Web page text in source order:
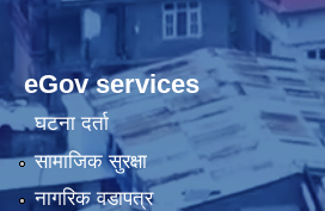
eGov services
घटना दर्ता
सामाजिक सुरक्षा
नागरिक वडापत्र